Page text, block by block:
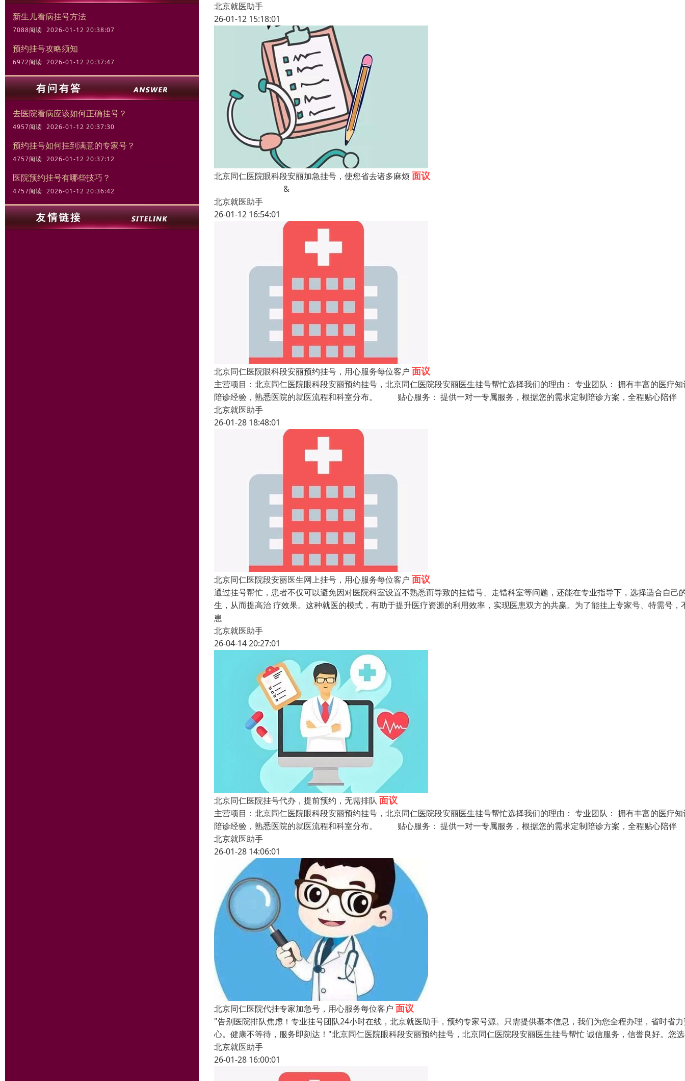
新生儿看病挂号方法
7088阅读 2026-01-12 20:38:07
预约挂号攻略须知
6972阅读 2026-01-12 20:37:47
去医院看病应该如何正确挂号？
4957阅读 2026-01-12 20:37:30
预约挂号如何挂到满意的专家号？
4757阅读 2026-01-12 20:37:12
医院预约挂号有哪些技巧？
4757阅读 2026-01-12 20:36:42
北京就医助手
26-01-12 15:18:01
北京同仁医院眼科段安丽加急挂号，使您省去诸多麻烦面议
&
北京就医助手
26-01-12 16:54:01
北京同仁医院眼科段安丽预约挂号，用心服务每位客户 面议
主营项目：北京同仁医院眼科段安丽预约挂号，北京同仁医院段安丽医生挂号帮忙选择我们的理由： 专业团队： 拥有丰富的医疗
陪诊经验，熟悉医院的就医流程和科室分布。 贴心服务： 提供一对一专属服务，根据您的需求定制陪诊方案，全程贴心陪伴
北京就医助手
26-01-28 18:48:01
北京同仁医院段安丽医生网上挂号，用心服务每位客户 面议
通过挂号帮忙，患者不仅可以避免因对医院科室设置不熟悉而导致的挂错号、走错科室等问题，还能在专业指导下，选择适合自己
生，从而提高治 疗效果。这种就医的模式，有助于提升医疗资源的利用效率，实现医患双方的共赢。为了能挂上专家号、特需号，
患
北京就医助手
26-04-14 20:27:01
北京同仁医院挂号代办，提前预约，无需排队 面议
主营项目：北京同仁医院眼科段安丽预约挂号，北京同仁医院段安丽医生挂号帮忙选择我们的理由： 专业团队： 拥有丰富的医疗
陪诊经验，熟悉医院的就医流程和科室分布。 贴心服务： 提供一对一专属服务，根据您的需求定制陪诊方案，全程贴心陪伴
北京就医助手
26-01-28 14:06:01
北京同仁医院代挂专家加急号，用心服务每位客户 面议
"告别医院排队焦虑！专业挂号团队24小时在线，北京就医助手，预约专家号源。只需提供基本信息，我们为您全程办理，省时省
心。健康不等待，服务即刻达！"北京同仁医院眼科段安丽预约挂号，北京同仁医院段安丽医生挂号帮忙 诚信服务，信誉良好。您选
北京就医助手
26-01-28 16:00:01